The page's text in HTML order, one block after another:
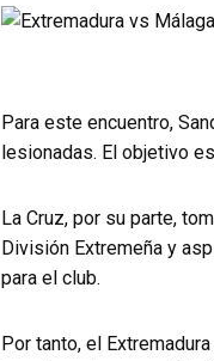
Para este encuentro,
lesionadas. El objetivo
La Cruz, por su parte,
División Extremeña y
para el club.
Por tanto, el